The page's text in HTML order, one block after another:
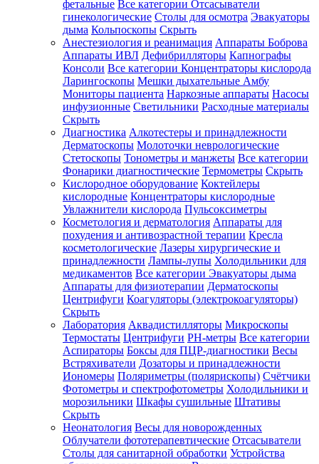
фетальные Все категории Отсасыватели
гинекологические Столы для осмотра Эвакуаторы
дыма Кольпоскопы Скрыть
Анестезиология и реанимация Аппараты Боброва
Аппараты ИВЛ Дефибрилляторы Капнографы
Консоли Все категории Концентраторы кислорода
Ларингоскопы Мешки дыхательные Амбу
Мониторы пациента Наркозные аппараты Насосы
инфузионные Светильники Расходные материалы
Скрыть
Диагностика Алкотестеры и принадлежности
Дерматоскопы Молоточки неврологические
Стетоскопы Тонометры и манжеты Все категории
Фонарики диагностические Термометры Скрыть
Кислородное оборудование Коктейлеры
кислородные Концентраторы кислородные
Увлажнители кислорода Пульсоксиметры
Косметология и дерматология Аппараты для
похудения и антивозрастной терапии Кресла
косметологические Лазеры хирургические и
принадлежности Лампы-лупы Холодильники для
медикаментов Все категории Эвакуаторы дыма
Аппараты для физиотерапии Дерматоскопы
Центрифуги Коагуляторы (электрокоагуляторы)
Скрыть
Лаборатория Аквадистилляторы Микроскопы
Термостаты Центрифуги PH-метры Все категории
Аспираторы Боксы для ПЦР-диагностики Весы
Встряхиватели Дозаторы и принадлежности
Иономеры Поляриметры (полярископы) Счётчики
Фотометры и спектрофотометры Холодильники и
морозильники Шкафы сушильные Штативы
Скрыть
Неонатология Весы для новорожденных
Облучатели фототерапевтические Отсасыватели
Столы для санитарной обработки Устройства